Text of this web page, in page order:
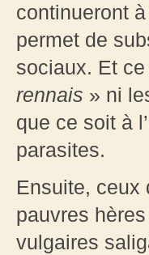
continueront
permet de
sociaux. Et
rennais » ni
que ce soit à
parasites.
Ensuite, ceux
pauvres
vulgaires